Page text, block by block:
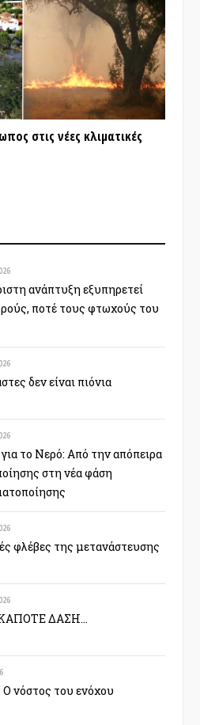
στις νέες κλιματικές
ανάπτυξη εξυπηρετεί
ποτέ τους φτωχούς του
δεν είναι πιόνια
το Νερό: Από την απόπειρα
στη νέα φάση
φλέβες της μετανάστευσης
ΔΑΣΗ…
Ο νόστος του ενόχου